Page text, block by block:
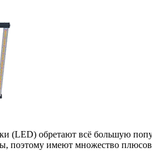
(LED) обретают всё большую
поэтому имеют множество плюсов